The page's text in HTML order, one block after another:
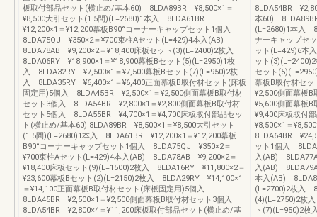
板取付部品セット(横止め/基本60) 8LDA89BR ¥8,500×1＝
¥8,500大引セット(1.5間)(L=2680)1本入 8LDA61BR
¥12,200×1＝¥12,200幕板B90°コーナーキャップセット1個入
8LDA75QJ ¥350×2＝¥700束柱Aセット(L=429)4本入(AB)
8LDA78AB ¥9,200×2＝¥18,400床板セット(3)(L=2400)2枚入
8LDA06RY ¥18,900×1＝¥18,900幕板Bセット(5)(L=2950)1枚
入 8LDA32RY ¥7,500×1＝¥7,500幕板Bセット(7)(L=950)2枚
入 8LDA35RY ¥6,400×1＝¥6,400正面幕板B取付材セット(床板
固定用)5個入 8LDA45BR ¥2,500×1＝¥2,500側面幕板B取付材
セット3個入 8LDA54BR ¥2,800×1＝¥2,800側面幕板B取付材
セット5個入 8LDA55BR ¥4,700×1＝¥4,700床板取付部品セッ
ト(横止め/基本60) 8LDA89BR ¥8,500×1＝¥8,500大引セット
(1.5間)(L=2680)1本入 8LDA61BR ¥12,200×1＝¥12,200幕板
B90°コーナーキャップセット1個入 8LDA75QJ ¥350×2＝
¥700束柱Aセット(L=429)4本入(AB) 8LDA78AB ¥9,200×2＝
¥18,400床板セット(9)(L=1500)2枚入 8LDA16RY ¥11,800×2＝
¥23,600幕板Bセット(2)(L=2150)2枚入 8LDA29RY ¥14,100×1
＝¥14,100正面幕板B取付材セット(床板固定用)5個入
8LDA45BR ¥2,500×1＝¥2,500側面幕板B取付材セット3個入
8LDA54BR ¥2,800×4＝¥11,200床板取付部品セット(横止め/基
8LDA54BR
本60)
(L=2680)1本入
ナーキャップセ
ット(L=429)6本
ット
セット
幕板B取付材セ
¥2,500側面幕板
¥5,600側面幕板
¥9,400床板取付
¥8,500×1＝
8LDA64BR
ット1個入
入(AB)
入(AB)
本入(AB)
(L=2700)2枚入
(4)(L=2750)2枚
ト(7)(L=950)2